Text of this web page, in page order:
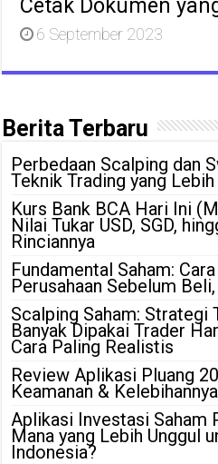
6 September 2023
Berita Terbaru
Perbedaan Scalping dan
Teknik Trading yang
Kurs Bank BCA Hari Ini
Nilai Tukar USD, SGD,
Rinciannya
Fundamental Saham:
Perusahaan Sebelum
Scalping Saham: Strategi
Banyak Dipakai Trader
Cara Paling Realistis
Review Aplikasi Pluang
Keamanan & Kelebihannya
Aplikasi Investasi Saham
Mana yang Lebih Unggul
Indonesia?